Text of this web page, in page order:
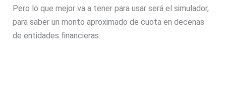
Pero lo que mejor va a tener para usar será el simulador,
para saber un monto aproximado de cuota en decenas
de entidades financieras.